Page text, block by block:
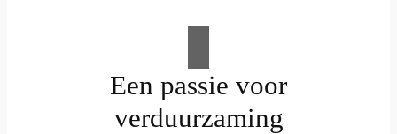
Een passie voor
verduurzaming